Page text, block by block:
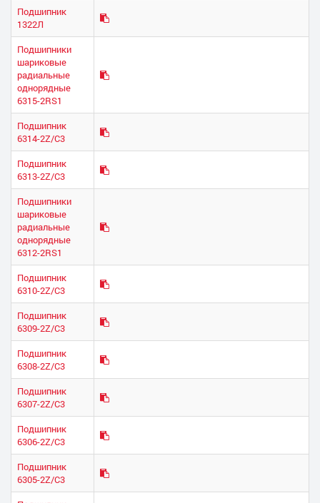
Подшипник
1322Л
Подшипники
шариковые
радиальные
однорядные
6315-2RS1
Подшипник
6314-2Z/C3
Подшипник
6313-2Z/C3
Подшипники
шариковые
радиальные
однорядные
6312-2RS1
Подшипник
6310-2Z/C3
Подшипник
6309-2Z/C3
Подшипник
6308-2Z/C3
Подшипник
6307-2Z/C3
Подшипник
6306-2Z/C3
Подшипник
6305-2Z/C3